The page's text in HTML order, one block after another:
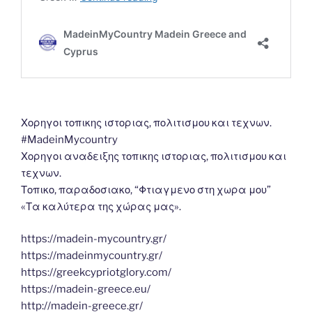
Χορηγοι τοπικης ιστοριας, πολιτισμου και τεχνων.
#MadeinMycountry
Χορηγοι αναδειξης τοπικης ιστοριας, πολιτισμου και
τεχνων.
Τοπικο, παραδοσιακο, “Φτιαγμενο στη χωρα μου”
«Τα καλύτερα της χώρας μας».
https://madein-mycountry.gr/
https://madeinmycountry.gr/
https://greekcypriotglory.com/
https://madein-greece.eu/
http://madein-greece.gr/